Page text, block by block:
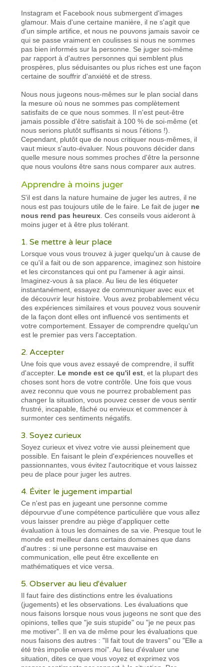
Instagram et Facebook nous submergent d'images
glamour. Mais d'une certaine manière, il ne s'agit que
d'un simple artifice, et nous ne pouvons jamais savoir ce
qui se passe vraiment en coulisses si nous ne sommes
pas bien informés sur la personne. Se juger soi-même
par rapport à d'autres personnes qui semblent plus
prospères, plus séduisantes ou plus riches est une façon
certaine de souffrir d'anxiété et de stress.
Nous nous jugeons nous-mêmes sur le plan social dans
la mesure où nous ne sommes pas complètement
satisfaits de ce que nous sommes. Il n'est peut-être
jamais possible d'être satisfait à 100 % de soi-même (et
nous serions plutôt suffisants si nous l'étions !).
Cependant, plutôt que de nous critiquer nous-mêmes, il
vaut mieux s'auto-évaluer. Nous pouvons décider dans
quelle mesure nous sommes proches d'être la personne
que nous voulons être sans nous comparer aux autres.
Apprendre à moins juger
S'il est dans la nature humaine de juger les autres, il ne
nous est pas toujours utile de le faire. Le fait de juger ne
nous rend pas heureux . Ces conseils vous aideront à
moins juger et à être plus tolérant.
1. Se mettre à leur place
Lorsque vous vous trouvez à juger quelqu'un à cause de
ce qu'il a fait ou de son apparence, imaginez son histoire
et les circonstances qui ont pu l'amener à agir ainsi.
Imaginez-vous à sa place. Au lieu de les étiqueter
instantanément, essayez de communiquer avec eux et
de découvrir leur histoire. Vous avez probablement vécu
des expériences similaires et vous pouvez vous souvenir
de la façon dont elles ont influencé vos sentiments et
votre comportement. Essayer de comprendre quelqu'un
est le premier pas vers l'acceptation.
2. Accepter
Une fois que vous avez essayé de comprendre, il suffit
d'accepter. Le monde est ce qu'il est , et la plupart des
choses sont hors de votre contrôle. Une fois que vous
avez reconnu que vous ne pourrez probablement pas
changer la situation, vous pouvez cesser de vous sentir
frustré, incapable, fâché ou envieux et commencer à
surmonter ces sentiments négatifs.
3. Soyez curieux
Soyez curieux et vivez votre vie aussi pleinement que
possible. En faisant le plein d'expériences nouvelles et
passionnantes, vous évitez l'autocritique et vous laissez
peu de place pour juger les autres.
4. Éviter le jugement impartial
Ce n'est pas en jugeant une personne comme
dépourvue d'une compétence particulière que vous allez
vous laisser prendre au piège d'appliquer cette
évaluation à tous les domaines de sa vie. Presque tout le
monde est meilleur dans certains domaines que dans
d'autres : si une personne est mauvaise en
communication, elle peut être excellente en
mathématiques et vice versa.
5. Observer au lieu d'évaluer
Il faut faire des distinctions entre les évaluations
(jugements) et les observations. Les évaluations que
nous faisons lorsque nous vous jugeons ne sont que des
opinions, telles que "je suis stupide" ou "je ne peux pas
me motiver". Il en va de même pour les évaluations que
nous faisons des autres : "Il fait tout de travers" ou "Elle a
été très impolie envers moi". Au lieu d'évaluer une
situation, dites ce que vous voyez et exprimez vos